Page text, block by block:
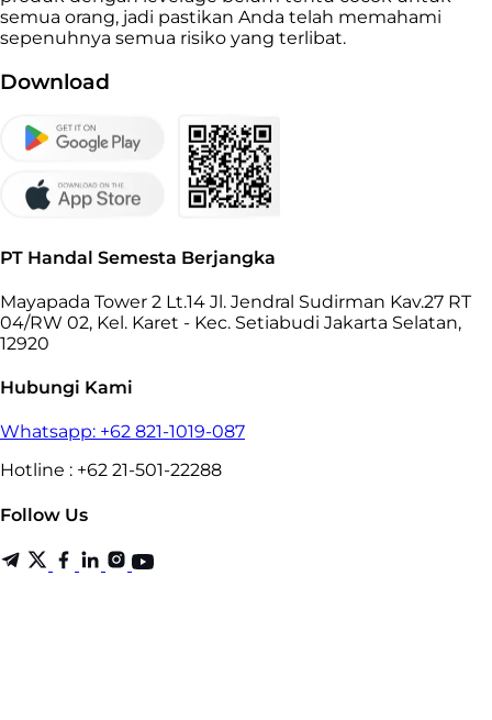
semua orang, jadi pastikan Anda telah memahami
sepenuhnya semua risiko yang terlibat.
Download
PT Handal Semesta Berjangka
Mayapada Tower 2 Lt.14 Jl. Jendral Sudirman Kav.27 RT
04/RW 02, Kel. Karet - Kec. Setiabudi Jakarta Selatan,
12920
Hubungi Kami
Whatsapp: +62 821-1019-087
Hotline : +62 21-501-22288
Follow Us